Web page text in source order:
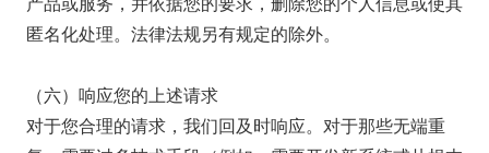
匿名化处理。法律法规另有规定的除外。
（六）响应您的上述请求
对于您合理的请求，我们回及时响应。对于那些无端重